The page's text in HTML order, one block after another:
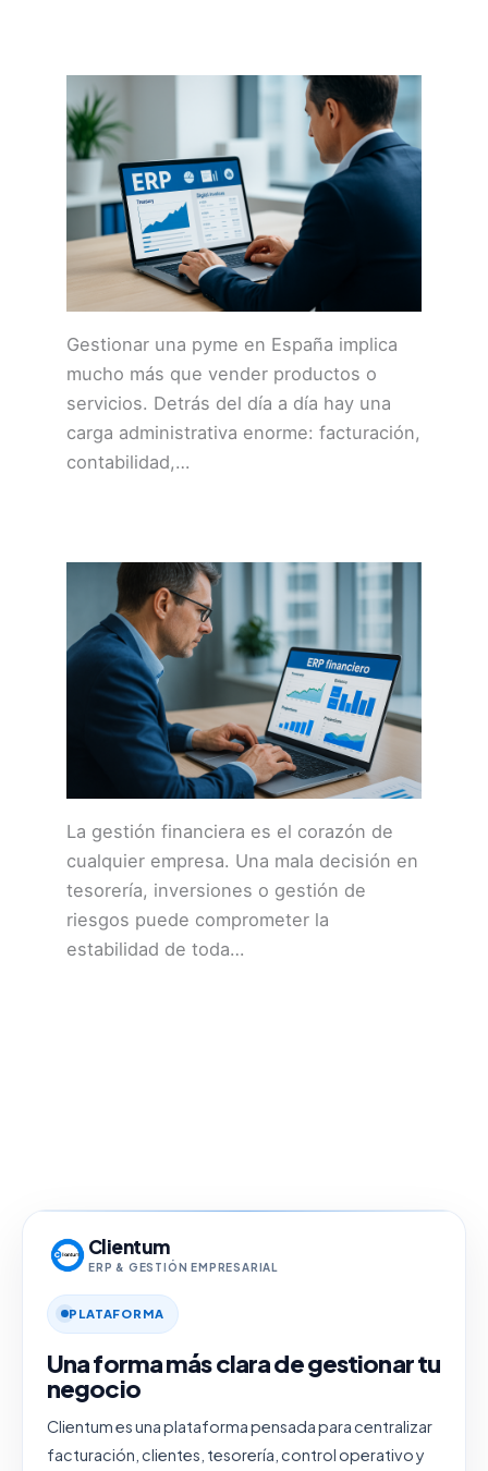
Clientum
ERP & GESTIÓN EMPRESARIAL
PLATAFORMA
Una forma más clara de gestionar tu
negocio
Clientum es una plataforma pensada para centralizar
facturación, clientes, tesorería, control operativo y
Gestionar una pyme en España implica
mucho más que vender productos o
servicios. Detrás del día a día hay una
carga administrativa enorme: facturación,
contabilidad,…
La gestión financiera es el corazón de
cualquier empresa. Una mala decisión en
tesorería, inversiones o gestión de
riesgos puede comprometer la
estabilidad de toda…